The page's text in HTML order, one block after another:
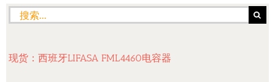
搜
索：
现货：西班牙LIFASA FML4460电容器